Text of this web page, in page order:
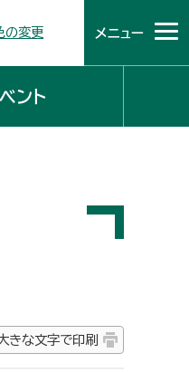
の変更 メニュー
ント
きな文字で印刷